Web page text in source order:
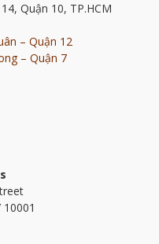
Quận 10, TP.HCM
– Quận 12
– Quận 7